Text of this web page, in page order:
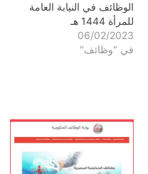
الوظائف في النيابة العامة
للمرأة 1444 هـ
06/02/2023
في "وظائف"